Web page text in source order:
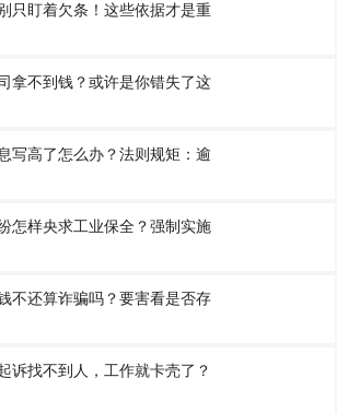
只盯着欠条！这些依据才是重
拿不到钱？或许是你错失了这
写高了怎么办？法则规矩：逾
怎样央求工业保全？强制实施
不还算诈骗吗？要害看是否存
诉找不到人，工作就卡壳了？